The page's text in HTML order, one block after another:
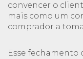
convencer o
mais como um
comprador a
Esse